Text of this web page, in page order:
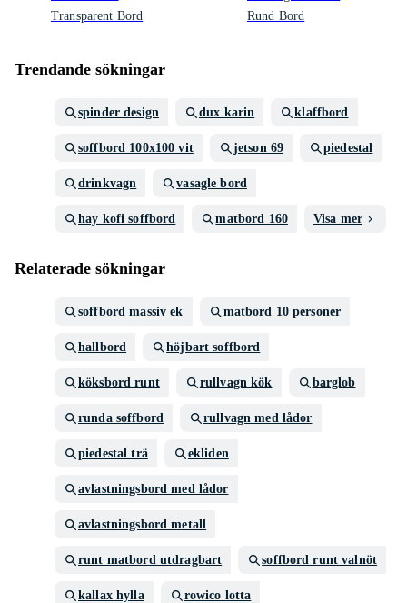
Transparent Bord
Rund Bord
Trendande sökningar
spinder design dux karin klaffbord
soffbord 100x100 vit jetson 69 piedestal
drinkvagn vasagle bord
hay kofi soffbord matbord 160 Visa mer
Relaterade sökningar
soffbord massiv ek matbord 10 personer
hallbord höjbart soffbord
köksbord runt rullvagn kök barglob
runda soffbord rullvagn med lådor
piedestal trä ekliden
avlastningsbord med lådor
avlastningsbord metall
runt matbord utdragbart soffbord runt valnöt
kallax hylla rowico lotta